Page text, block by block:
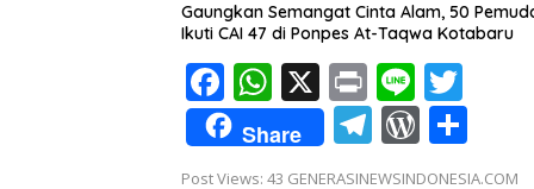
Gaungkan Semangat Cinta Alam, 50
Ikuti CAI 47 di Ponpes At-Taqwa Kotabaru
F
ac
e
W
h
at
X Pr
in
t
Li
n
e
w
itt
Share T
el
W
or h
Post Views: 43 GENERASINEWSINDONESIA.COM